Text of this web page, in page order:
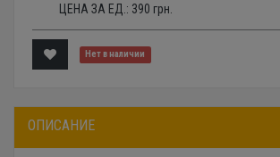
ЦЕНА ЗА ЕД.: 390 грн.
Нет в наличии
ОПИСАНИЕ